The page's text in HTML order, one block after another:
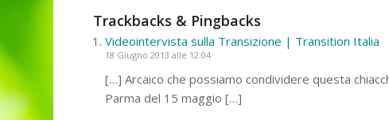
Trackbacks & Pingbacks
Videointervista sulla Transizione | Transition Italia
18 Giugno 2013 alle 12:04
[…] Arcaico che possiamo condividere questa
Parma del 15 maggio […]